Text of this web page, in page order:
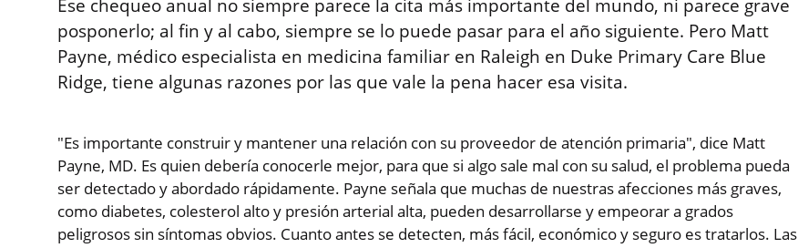
Ese chequeo anual no siempre parece la cita más importante del mundo, ni parece grave
posponerlo; al fin y al cabo, siempre se lo puede pasar para el año siguiente. Pero Matt
Payne, médico especialista en medicina familiar en Raleigh en Duke Primary Care Blue
Ridge, tiene algunas razones por las que vale la pena hacer esa visita.
"Es importante construir y mantener una relación con su proveedor de atención primaria", dice Matt
Payne, MD. Es quien debería conocerle mejor, para que si algo sale mal con su salud, el problema pueda
ser detectado y abordado rápidamente. Payne señala que muchas de nuestras afecciones más graves,
como diabetes, colesterol alto y presión arterial alta, pueden desarrollarse y empeorar a grados
peligrosos sin síntomas obvios. Cuanto antes se detecten, más fácil, económico y seguro es tratarlos. Las